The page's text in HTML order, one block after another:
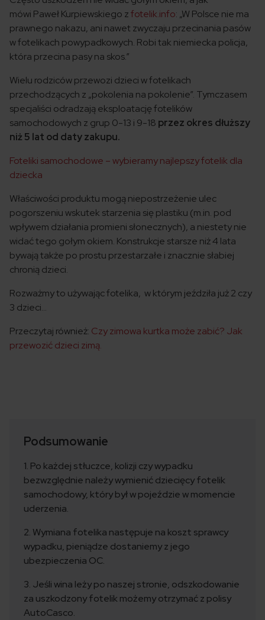
mówi Paweł Kurpiewskiego zfotelik.info: „W Polsce nie ma
prawnego nakazu, ani nawet zwyczaju przecinania pasów
w fotelikach powypadkowych. Robi tak niemiecka policja,
która przecina pasy na skos.”
Wielu rodziców przewozi dzieci w fotelikach
przechodzących z „pokolenia na pokolenie”. Tymczasem
specjaliści odradzają eksploatację fotelików
samochodowych z grup 0-13 i 9-18 przez okres dłuższy
niż 5 lat od daty zakupu.
Foteliki samochodowe – wybieramy najlepszy fotelik dla
dziecka
Właściwości produktu mogą niepostrzeżenie ulec
pogorszeniu wskutek starzenia się plastiku (m.in. pod
wpływem działania promieni słonecznych), a niestety nie
widać tego gołym okiem. Konstrukcje starsze niż 4 lata
bywają także po prostu przestarzałe i znacznie słabiej
chronią dzieci.
Rozważmy to używając fotelika, w którym jeździła już 2 czy
3 dzieci…
Przeczytaj również: Czy zimowa kurtka może zabić? Jak
przewozić dzieci zimą.
Podsumowanie
1. Po każdej stłuczce, kolizji czy wypadku
bezwzględnie należy wymienić dziecięcy fotelik
samochodowy, który był w pojeździe w momencie
uderzenia.
2. Wymiana fotelika następuje na koszt sprawcy
wypadku, pieniądze dostaniemy z jego
ubezpieczenia OC.
3. Jeśli wina leży po naszej stronie, odszkodowanie
za uszkodzony fotelik możemy otrzymać z polisy
AutoCasco.